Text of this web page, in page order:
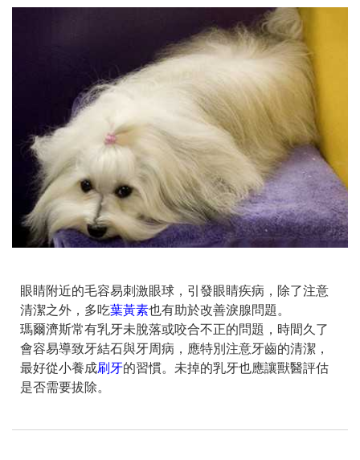
眼睛附近的毛容易刺激眼球，引發眼睛疾病，除了注意
清潔之外，多吃葉黃素也有助於改善淚腺問題。
瑪爾濟斯常有乳牙未脫落或咬合不正的問題，時間久了
會容易導致牙結石與牙周病，應特別注意牙齒的清潔，
最好從小養成刷牙的習慣。未掉的乳牙也應讓獸醫評估
是否需要拔除。